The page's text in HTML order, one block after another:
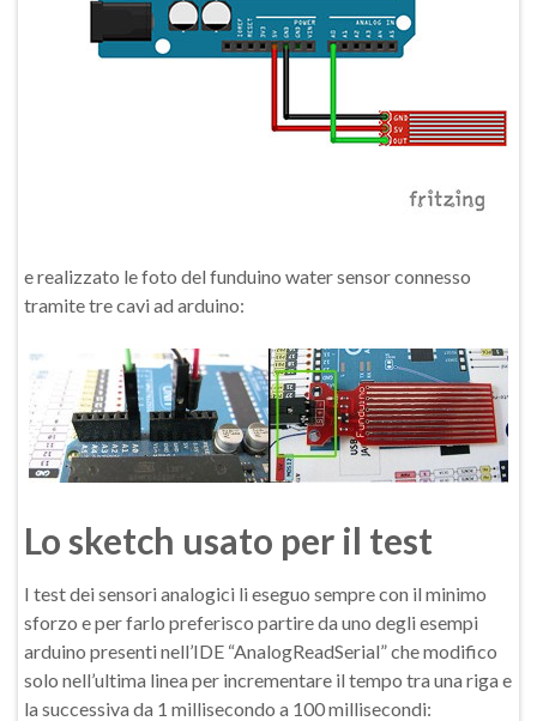
e realizzato le foto del funduino water sensor connesso
tramite tre cavi ad arduino:
Lo sketch usato per il test
I test dei sensori analogici li eseguo sempre con il minimo
sforzo e per farlo preferisco partire da uno degli esempi
arduino presenti nell’IDE “AnalogReadSerial” che modifico
solo nell’ultima linea per incrementare il tempo tra una riga e
la successiva da 1 millisecondo a 100 millisecondi: